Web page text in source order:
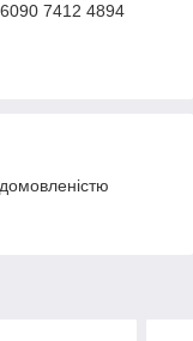
7412 4894